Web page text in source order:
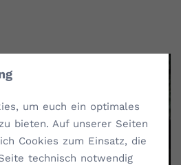
um euch ein optimales
bieten. Auf unserer Seiten
Cookies zum Einsatz, die
technisch notwendig